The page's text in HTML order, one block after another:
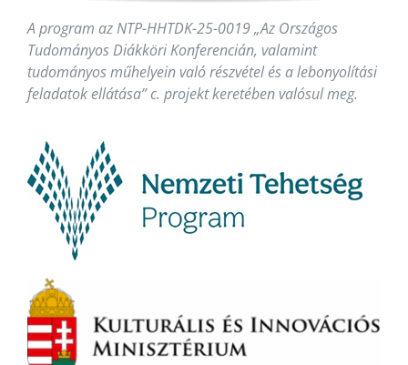
A program az NTP-HHTDK-25-0019 „Az Országos
Tudományos Diákköri Konferencián, valamint
tudományos műhelyein való részvétel és a lebonyolítási
feladatok ellátása” c. projekt keretében valósul meg.